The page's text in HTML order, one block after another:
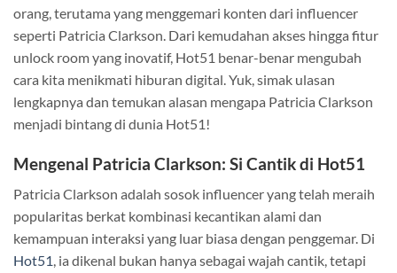
orang, terutama yang menggemari konten dari influencer
seperti Patricia Clarkson. Dari kemudahan akses hingga fitur
unlock room yang inovatif, Hot51 benar-benar mengubah
cara kita menikmati hiburan digital. Yuk, simak ulasan
lengkapnya dan temukan alasan mengapa Patricia Clarkson
menjadi bintang di dunia Hot51!
Mengenal Patricia Clarkson: Si Cantik di Hot51
Patricia Clarkson adalah sosok influencer yang telah meraih
popularitas berkat kombinasi kecantikan alami dan
kemampuan interaksi yang luar biasa dengan penggemar. Di
Hot51, ia dikenal bukan hanya sebagai wajah cantik, tetapi